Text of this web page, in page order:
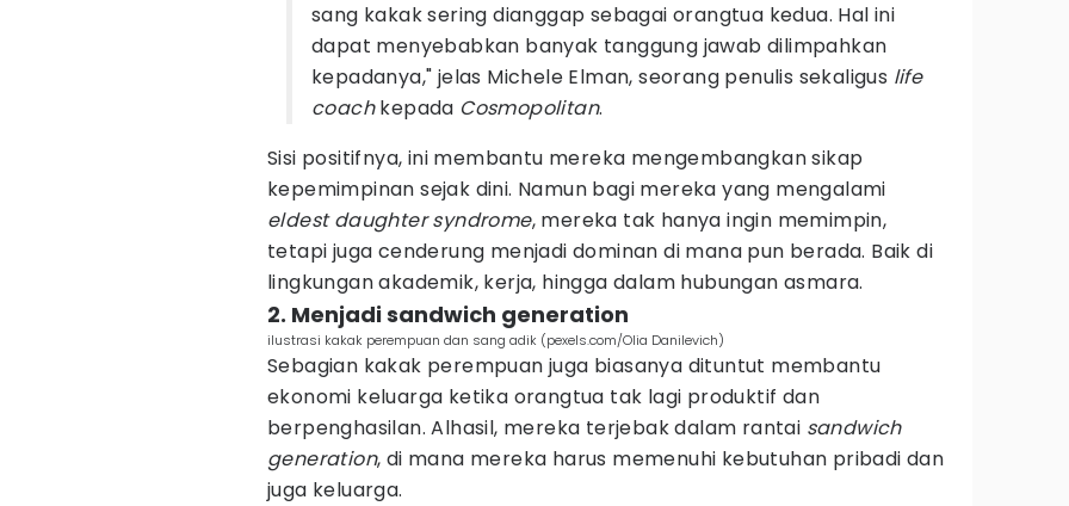
sang kakak sering dianggap sebagai orangtua kedua. Hal ini
dapat menyebabkan banyak tanggung jawab dilimpahkan
kepadanya," jelas Michele Elman, seorang penulis sekaligus life
coachkepada Cosmopolitan.
Sisi positifnya, ini membantu mereka mengembangkan sikap
kepemimpinan sejak dini. Namun bagi mereka yang mengalami
eldest daughter syndrome, mereka tak hanya ingin memimpin,
tetapi juga cenderung menjadi dominan di mana pun berada. Baik di
lingkungan akademik, kerja, hingga dalam hubungan asmara.
2. Menjadi sandwich generation
ilustrasi kakak perempuan dan sang adik (pexels.com/Olia Danilevich)
Sebagian kakak perempuan juga biasanya dituntut membantu
ekonomi keluarga ketika orangtua tak lagi produktif dan
berpenghasilan. Alhasil, mereka terjebak dalam rantai sandwich
generation, di mana mereka harus memenuhi kebutuhan pribadi dan
juga keluarga.